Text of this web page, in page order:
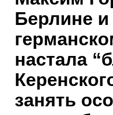
Берлине
настала
занять